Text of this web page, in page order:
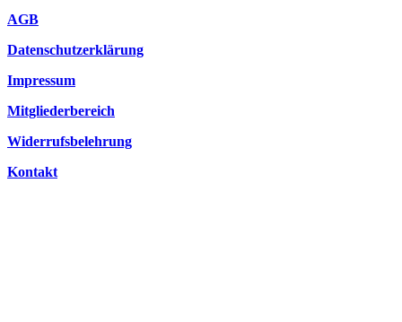
AGB
Datenschutzerklärung
Impressum
Mitgliederbereich
Widerrufsbelehrung
Kontakt